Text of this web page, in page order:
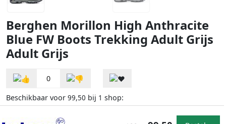
Berghen Morillon High Anthracite
Blue FW Boots Trekking Adult Grijs
Adult Grijs
0
Beschikbaar voor 99,50 bij 1 shop: